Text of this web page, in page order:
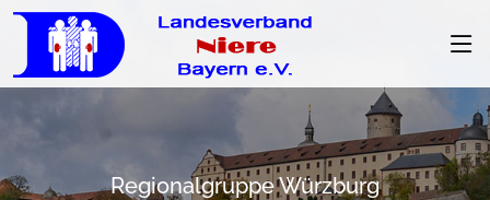
Regionalgruppe Würzburg